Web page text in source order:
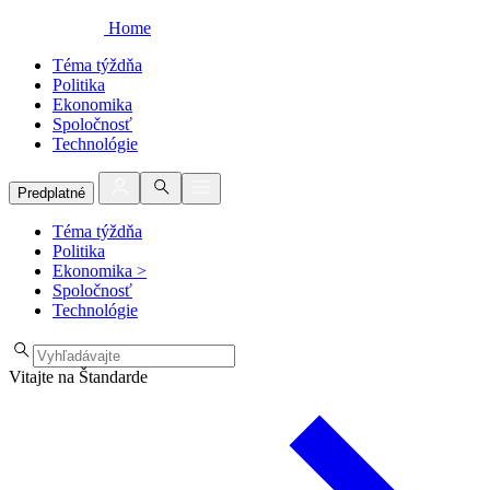
Home
Téma týždňa
Politika
Ekonomika
Spoločnosť
Technológie
Predplatné
Téma týždňa
Politika
Ekonomika >
Spoločnosť
Technológie
Vitajte na Štandarde